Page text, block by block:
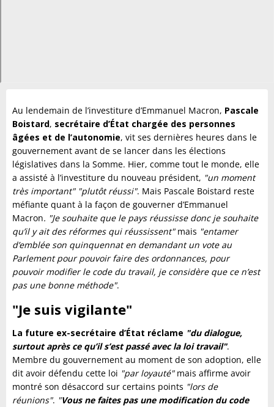
Au lendemain de l’investiture d’Emmanuel Macron, Pascale
Boistard, secrétaire d’État chargée des personnes
âgées et de l’autonomie, vit ses dernières heures dans le
gouvernement avant de se lancer dans les élections
législatives dans la Somme. Hier, comme tout le monde, elle
a assisté à l’investiture du nouveau président, "un moment
très important" "plutôt réussi". Mais Pascale Boistard reste
méfiante quant à la façon de gouverner d’Emmanuel
Macron. "Je souhaite que le pays réussisse donc je souhaite
qu’il y ait des réformes qui réussissent"mais "entamer
d’emblée son quinquennat en demandant un vote au
Parlement pour pouvoir faire des ordonnances, pour
pouvoir modifier le code du travail, je considère que ce n’est
pas une bonne méthode".
"Je suis vigilante"
La future ex-secrétaire d’État réclame "du dialogue,
surtout après ce qu’il s’est passé avec la loi travail".
Membre du gouvernement au moment de son adoption, elle
dit avoir défendu cette loi "par loyauté"mais affirme avoir
montré son désaccord sur certains points "lors de
réunions". "Vous ne faites pas une modification du code